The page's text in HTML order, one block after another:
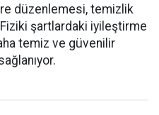
düzenlemesi, temizlik
Fiziki şartlardaki iyileştirme
temiz ve güvenilir